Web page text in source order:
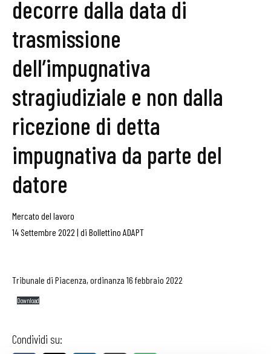
decorre dalla data di
trasmissione
dell’impugnativa
stragiudiziale e non dalla
ricezione di detta
impugnativa da parte del
datore
Mercato del lavoro
14 Settembre 2022 | di Bollettino ADAPT
Tribunale di Piacenza, ordinanza 16 febbraio 2022
Download
Condividi su: